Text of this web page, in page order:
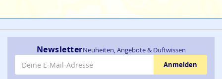
NewsletterNeuheiten, Angebote & Duftwissen
E-Mail-Adresse
Anmelden